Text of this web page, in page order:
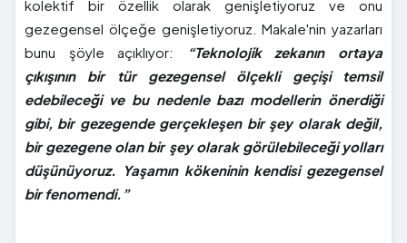
kolektif bir özellik olarak genişletiyoruz ve onu
gezegensel ölçeğe genişletiyoruz. Makale'nin yazarları
bunu şöyle açıklıyor:
“Teknolojik zekanın ortaya
çıkışının bir tür gezegensel ölçekli geçişi temsil
edebileceği ve bu nedenle bazı modellerin önerdiği
gibi, bir gezegende gerçekleşen bir şey olarak değil,
bir gezegene olan bir şey olarak görülebileceği yolları
düşünüyoruz. Yaşamın kökeninin kendisi gezegensel
bir fenomendi.”